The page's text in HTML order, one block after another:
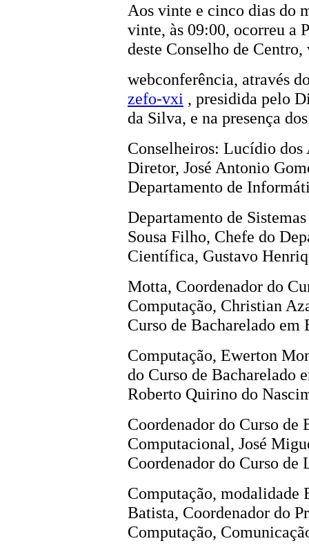
Aos vinte e cinco dias do
vinte, às 09:00, ocorreu a
deste Conselho de Centro,
webconferência, através
zefo-vxi , presidida pelo
da Silva, e na presença
Conselheiros: Lucídio
Diretor, José Antonio
Departamento de
Departamento de
Sousa Filho, Chefe do
Científica, Gustavo
Motta, Coordenador do
Computação, Christian
Curso de Bacharelado em
Computação, Ewerton
do Curso de Bacharelado
Roberto Quirino do
Coordenador do Curso de
Computacional, José
Coordenador do Curso de
Computação, modalidade
Batista, Coordenador do
Computação,